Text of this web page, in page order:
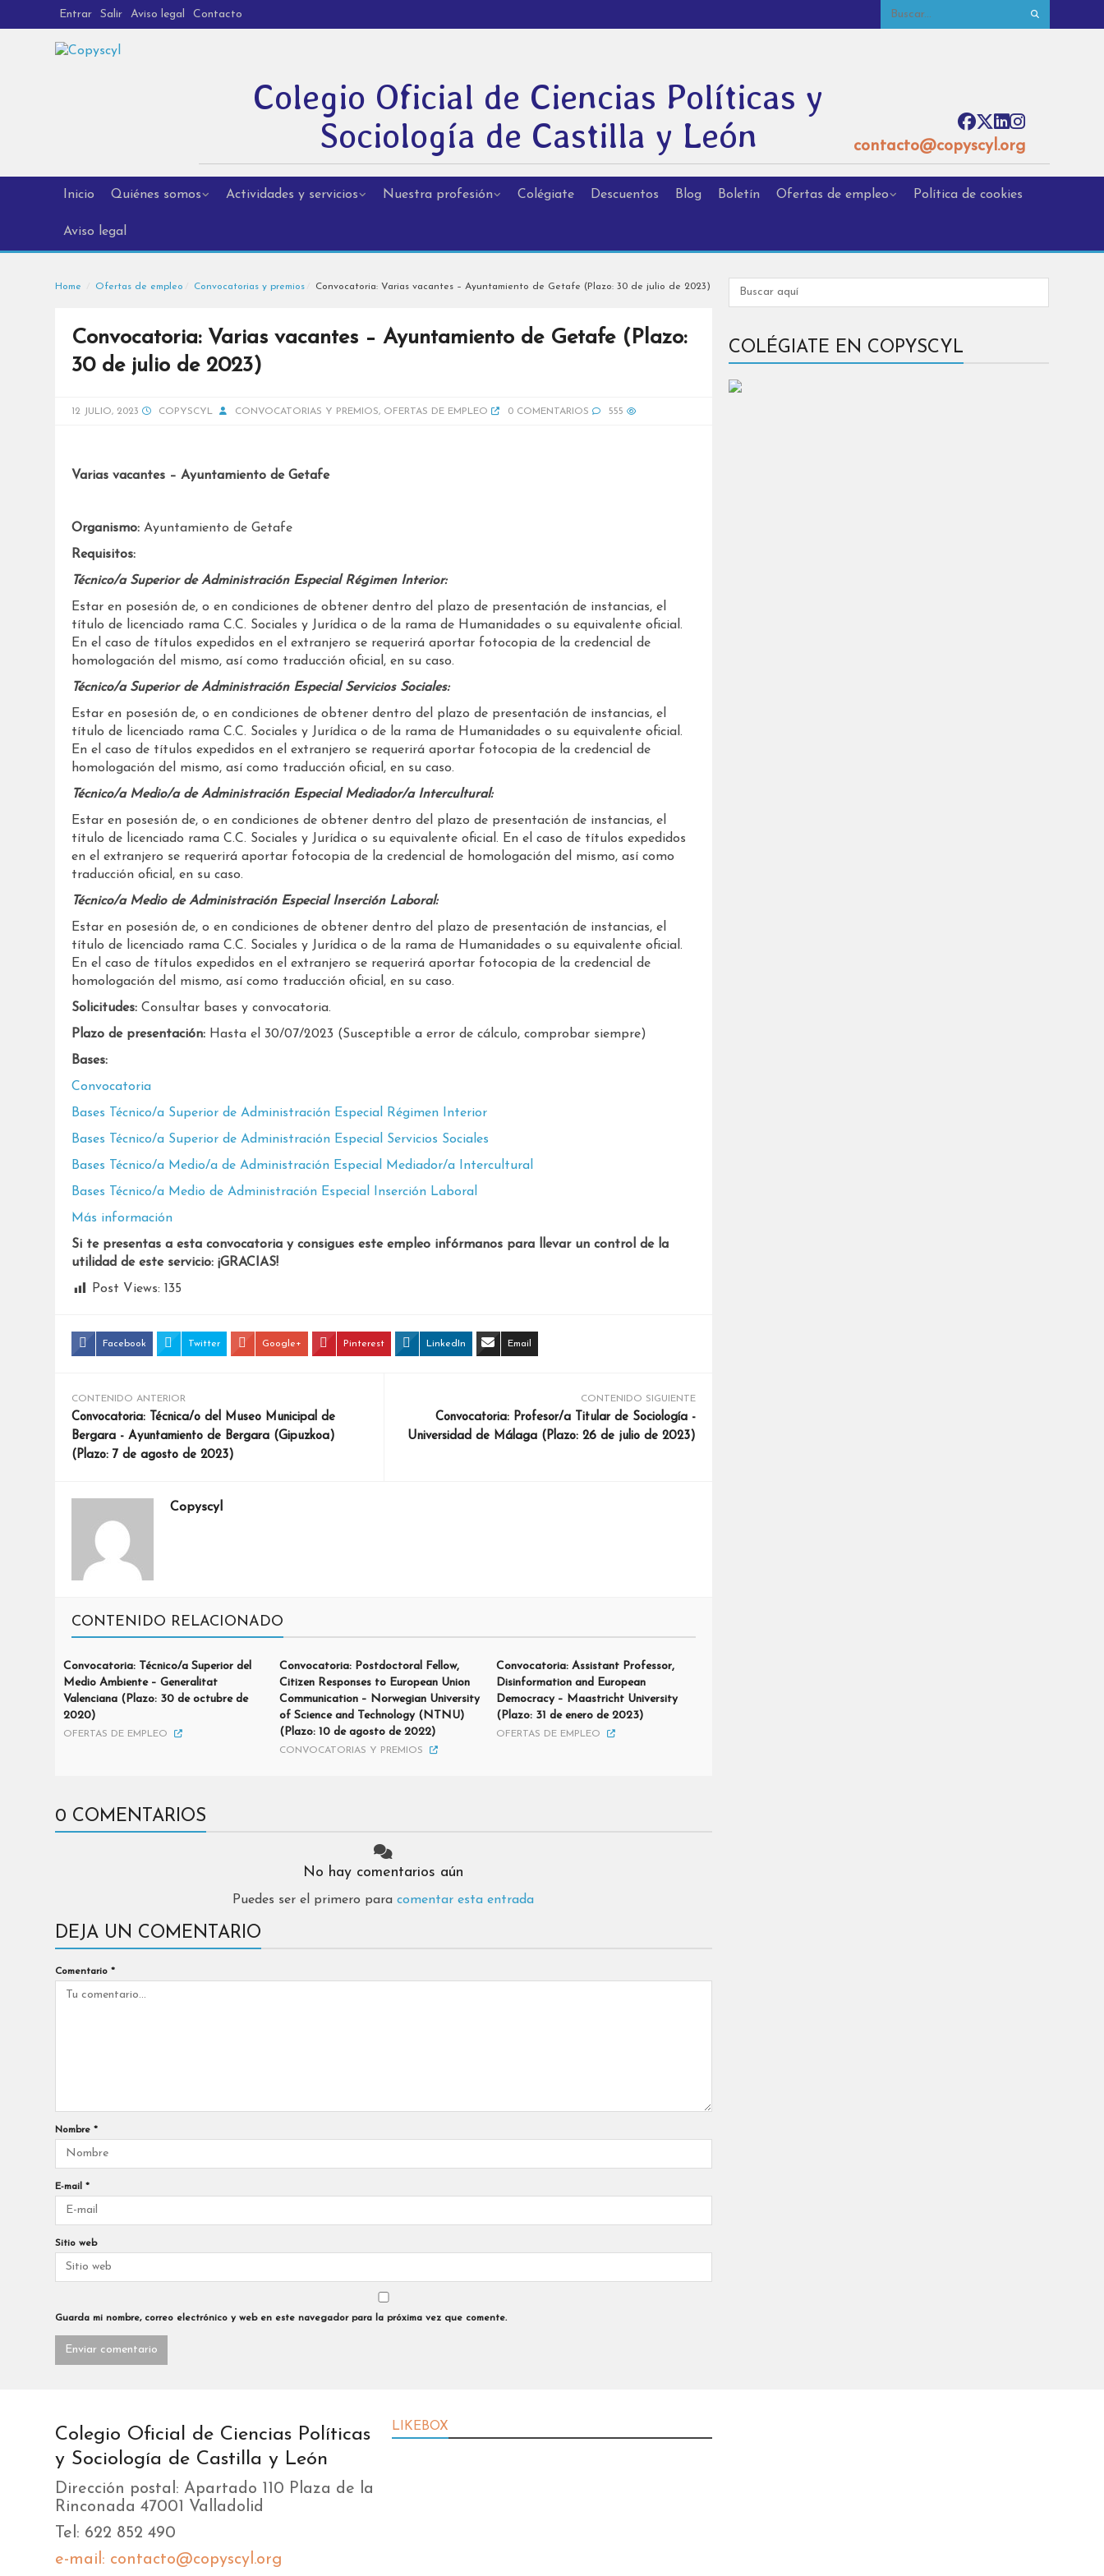
Entrar Salir Aviso legal Contacto
Colegio Oficial de Ciencias Políticas y
Sociología de Castilla y León
contacto@copyscyl.org
Inicio Quiénes somos Actividades y servicios Nuestra profesión Colégiate Descuentos Blog Boletín Ofertas de empleo Política de cookies
Aviso legal
Home Ofertas de empleo Convocatorias y premios Convocatoria: Varias vacantes – Ayuntamiento de Getafe (Plazo: 30 de julio de 2023)
Convocatoria: Varias vacantes – Ayuntamiento de Getafe (Plazo:
30 de julio de 2023)
12 JULIO, 2023 COPYSCYL CONVOCATORIAS Y PREMIOS, OFERTAS DE EMPLEO 0 COMENTARIOS 555
Varias vacantes – Ayuntamiento de Getafe
Organismo:Ayuntamiento de Getafe
Requisitos:
Técnico/a Superior de Administración Especial Régimen Interior:
Estar en posesión de, o en condiciones de obtener dentro del plazo de presentación de instancias, el
título de licenciado rama C.C. Sociales y Jurídica o de la rama de Humanidades o su equivalente oficial.
En el caso de títulos expedidos en el extranjero se requerirá aportar fotocopia de la credencial de
homologación del mismo, así como traducción oficial, en su caso.
Técnico/a Superior de Administración Especial Servicios Sociales:
Estar en posesión de, o en condiciones de obtener dentro del plazo de presentación de instancias, el
título de licenciado rama C.C. Sociales y Jurídica o de la rama de Humanidades o su equivalente oficial.
En el caso de títulos expedidos en el extranjero se requerirá aportar fotocopia de la credencial de
homologación del mismo, así como traducción oficial, en su caso.
Técnico/a Medio/a de Administración Especial Mediador/a Intercultural:
Estar en posesión de, o en condiciones de obtener dentro del plazo de presentación de instancias, el
título de licenciado rama C.C. Sociales y Jurídica o su equivalente oficial. En el caso de títulos expedidos
en el extranjero se requerirá aportar fotocopia de la credencial de homologación del mismo, así como
traducción oficial, en su caso.
Técnico/a Medio de Administración Especial Inserción Laboral:
Estar en posesión de, o en condiciones de obtener dentro del plazo de presentación de instancias, el
título de licenciado rama C.C. Sociales y Jurídica o de la rama de Humanidades o su equivalente oficial.
En el caso de títulos expedidos en el extranjero se requerirá aportar fotocopia de la credencial de
homologación del mismo, así como traducción oficial, en su caso.
Solicitudes:Consultar bases y convocatoria.
Plazo de presentación:Hasta el 30/07/2023 (Susceptible a error de cálculo, comprobar siempre)
Bases:
Convocatoria
Bases Técnico/a Superior de Administración Especial Régimen Interior
Bases Técnico/a Superior de Administración Especial Servicios Sociales
Bases Técnico/a Medio/a de Administración Especial Mediador/a Intercultural
Bases Técnico/a Medio de Administración Especial Inserción Laboral
Más información
Si te presentas a esta convocatoria y consigues este empleo infórmanos para llevar un control de la
utilidad de este servicio: ¡GRACIAS!
Post Views: 135
Facebook Twitter Google+ Pinterest LinkedIn Email
CONTENIDO ANTERIOR
Convocatoria: Técnica/o del Museo Municipal de
Bergara - Ayuntamiento de Bergara (Gipuzkoa)
(Plazo: 7 de agosto de 2023)
CONTENIDO SIGUIENTE
Convocatoria: Profesor/a Titular de Sociología -
Universidad de Málaga (Plazo: 26 de julio de 2023)
Copyscyl
CONTENIDO RELACIONADO
Convocatoria: Técnico/a Superior del
Medio Ambiente – Generalitat
Valenciana (Plazo: 30 de octubre de
2020)
OFERTAS DE EMPLEO
Convocatoria: Postdoctoral Fellow,
Citizen Responses to European Union
Communication – Norwegian University
of Science and Technology (NTNU)
(Plazo: 10 de agosto de 2022)
CONVOCATORIAS Y PREMIOS
Convocatoria: Assistant Professor,
Disinformation and European
Democracy – Maastricht University
(Plazo: 31 de enero de 2023)
OFERTAS DE EMPLEO
0 COMENTARIOS
No hay comentarios aún
Puedes ser el primero paracomentar esta entrada
DEJA UN COMENTARIO
Comentario *
Nombre *
E-mail *
Sitio web
Guarda mi nombre, correo electrónico y web en este navegador para la próxima vez que comente.
COLÉGIATE EN COPYSCYL
Colegio Oficial de Ciencias Políticas
y Sociología de Castilla y León
Dirección postal: Apartado 110 Plaza de la
Rinconada 47001 Valladolid
Tel: 622 852 490
e-mail: contacto@copyscyl.org
LIKEBOX